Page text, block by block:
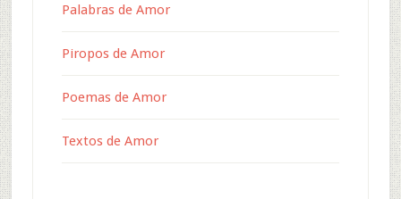
Palabras de Amor
Piropos de Amor
Poemas de Amor
Textos de Amor